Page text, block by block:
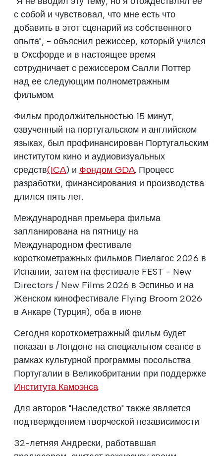
с собой и чувствовал, что мне есть что
добавить в этот сценарий из собственного
опыта", - объяснил режиссер, который учился
в Оксфорде и в настоящее время
сотрудничает с режиссером Салли Поттер
над ее следующим полнометражным
фильмом.
Фильм продолжительностью 15 минут,
озвученный на португальском и английском
языках, был профинансирован Португальским
институтом кино и аудиовизуальных
средств(ICA) и Фондом GDA. Процесс
разработки, финансирования и производства
длился пять лет.
Международная премьера фильма
запланирована на пятницу на
Международном фестивале
короткометражных фильмов Пиелагос 2026 в
Испании, затем на фестивале FEST - New
Directors / New Films 2026 в Эспиньо и на
Женском кинофестивале Flying Broom 2026
в Анкаре (Турция), оба в июне.
Сегодня короткометражный фильм будет
показан в Лондоне на специальном сеансе в
рамках культурной программы посольства
Португалии в Великобритании при поддержке
Института Камоэнса.
Для авторов "Наследство" также является
подтверждением творческой независимости.
32-летняя Андрески, работавшая